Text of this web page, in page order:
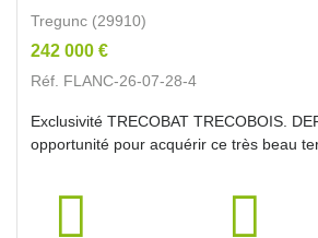
Tregunc (29910)
242 000 €
Réf. FLANC-26-07-28-4
Exclusivité TRECOBAT TRECOBOIS.
opportunité pour acquérir ce très beau